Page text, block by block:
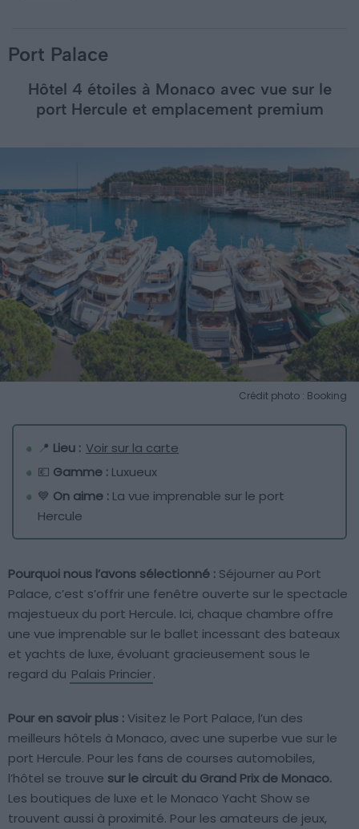
Port Palace
Hôtel 4 étoiles à Monaco avec vue sur le
port Hercule et emplacement premium
Crédit photo : Booking
📍 Lieu : Voir sur la carte
💶 Gamme : Luxueux
💙 On aime : La vue imprenable sur le port
Hercule
Pourquoi nous l’avons sélectionné : Séjourner au Port
Palace, c’est s’offrir une fenêtre ouverte sur le spectacle
majestueux du port Hercule. Ici, chaque chambre offre
une vue imprenable sur le ballet incessant des bateaux
et yachts de luxe, évoluant gracieusement sous le
regard du Palais Princier.
Pour en savoir plus :Visitez le Port Palace, l’un des
meilleurs hôtels à Monaco, avec une superbe vue sur le
port Hercule. Pour les fans de courses automobiles,
l’hôtel se trouve sur le circuit du Grand Prix de Monaco.
Les boutiques de luxe et le Monaco Yacht Show se
trouvent aussi à proximité. Pour les amateurs de jeux,